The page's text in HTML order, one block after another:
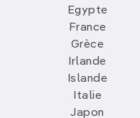
Egypte
France
Grèce
Irlande
Islande
Italie
Japon